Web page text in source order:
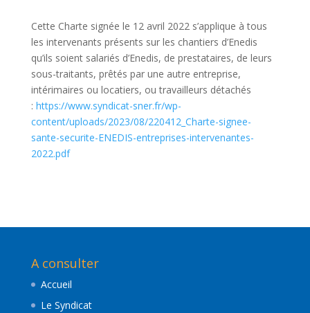
Cette Charte signée le 12 avril 2022 s’applique à tous
les intervenants présents sur les chantiers d’Enedis
qu’ils soient salariés d’Enedis, de prestataires, de leurs
sous-traitants, prêtés par une autre entreprise,
intérimaires ou locatiers, ou travailleurs détachés
: https://www.syndicat-sner.fr/wp-
content/uploads/2023/08/220412_Charte-signee-
sante-securite-ENEDIS-entreprises-intervenantes-
2022.pdf
A consulter
Accueil
Le Syndicat